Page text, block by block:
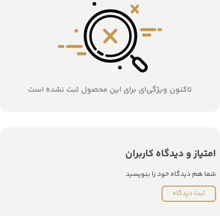
تاکنون ویژگی‌ای برای این محصول ثبت نشده است
امتیاز و دیدگاه کاربران
شما هم دیدگاه خود را بنویسید
ثبت دیدگاه